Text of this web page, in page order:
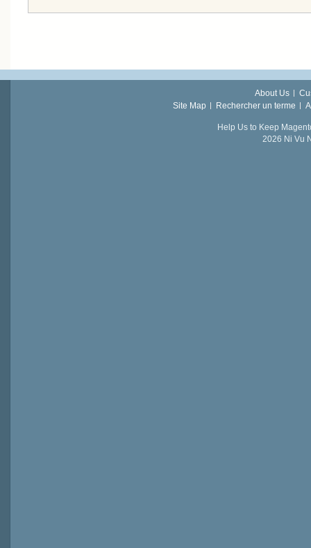
About Us
Site Map
Rechercher un terme
Help Us to Keep
2026 Ni Vu